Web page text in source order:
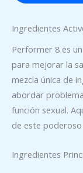
Ingredientes
Performer 8 es
para mejorar la
mezcla única de
abordar
función sexual.
de este
Ingredientes